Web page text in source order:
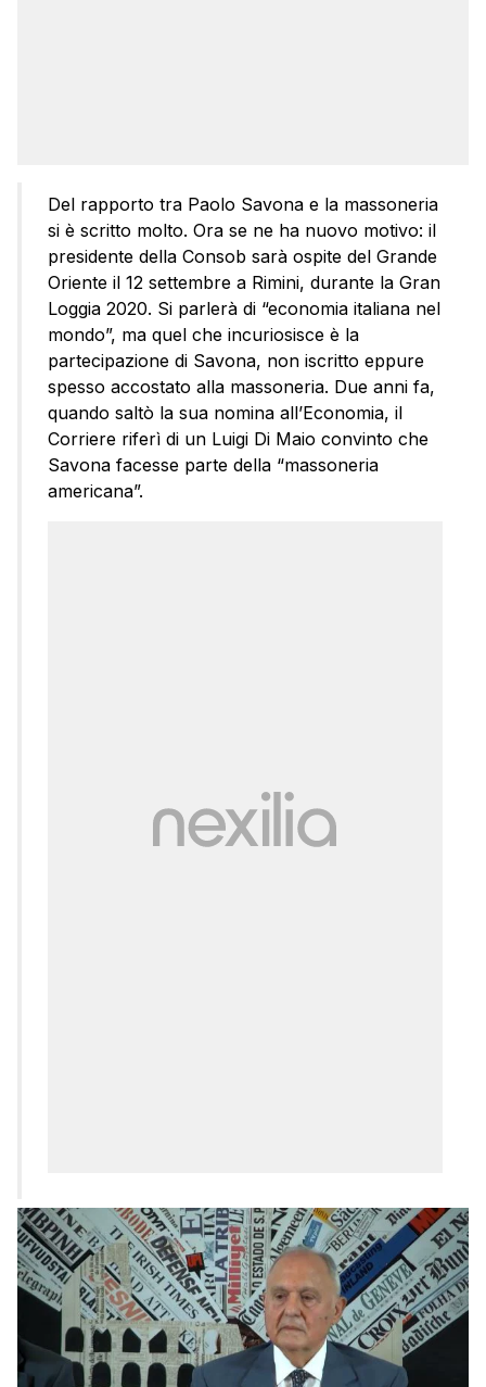
Del rapporto tra Paolo Savona e la massoneria
si è scritto molto. Ora se ne ha nuovo motivo: il
presidente della Consob sarà ospite del Grande
Oriente il 12 settembre a Rimini, durante la Gran
Loggia 2020. Si parlerà di “economia italiana nel
mondo”, ma quel che incuriosisce è la
partecipazione di Savona, non iscritto eppure
spesso accostato alla massoneria. Due anni fa,
quando saltò la sua nomina all’Economia, il
Corriere riferì di un Luigi Di Maio convinto che
Savona facesse parte della “massoneria
americana”.